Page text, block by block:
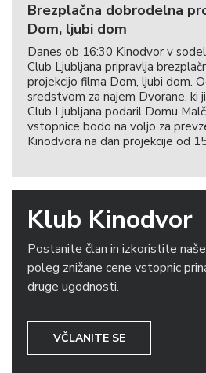
Brezplačna dobrodelna
Dom, ljubi dom
Danes ob 16:30 Kinodvor v
Club Ljubljana pripravlja
projekcijo filma Dom, ljubi dom.
sredstvom za najem Dvorane, ki
Club Ljubljana podaril Domu
vstopnice bodo na voljo za
Kinodvora na dan projekcije od
Klub Kinodvor
Postanite član in izkoristite
poleg znižane cene vstopnic
druge ugodnosti.
VČLANITE SE